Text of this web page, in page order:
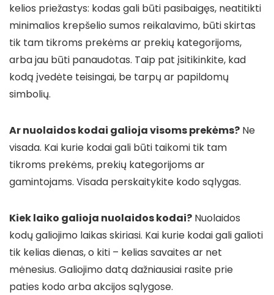
kelios priežastys: kodas gali būti pasibaigęs, neatitikti
minimalios krepšelio sumos reikalavimo, būti skirtas
tik tam tikroms prekėms ar prekių kategorijoms,
arba jau būti panaudotas. Taip pat įsitikinkite, kad
kodą įvedėte teisingai, be tarpų ar papildomų
simbolių.
Ar nuolaidos kodai galioja visoms prekėms? Ne
visada. Kai kurie kodai gali būti taikomi tik tam
tikroms prekėms, prekių kategorijoms ar
gamintojams. Visada perskaitykite kodo sąlygas.
Kiek laiko galioja nuolaidos kodai? Nuolaidos
kodų galiojimo laikas skiriasi. Kai kurie kodai gali galioti
tik kelias dienas, o kiti – kelias savaites ar net
mėnesius. Galiojimo datą dažniausiai rasite prie
paties kodo arba akcijos sąlygose.